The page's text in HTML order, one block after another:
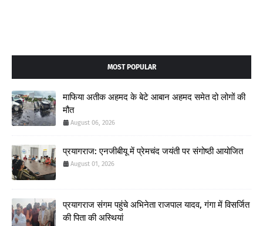
MOST POPULAR
माफिया अतीक अहमद के बेटे आबान अहमद समेत दो लोगों की
मौत
August 06, 2026
प्रयागराज: एनजीबीयू में प्रेमचंद जयंती पर संगोष्ठी आयोजित
August 01, 2026
प्रयागराज संगम पहुंचे अभिनेता राजपाल यादव, गंगा में विसर्जित
की पिता की अस्थियां